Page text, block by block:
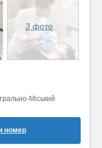
3 фото
Міський
номер